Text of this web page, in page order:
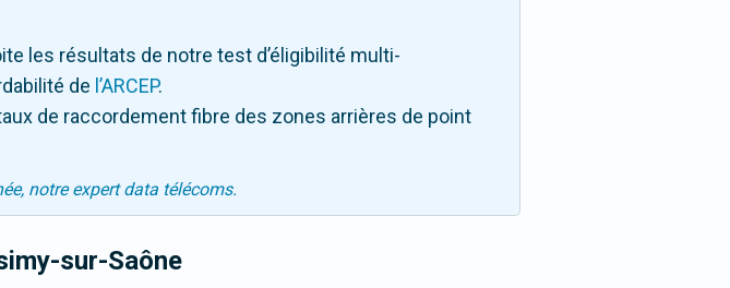
les résultats de notre test d’éligibilité multi-
de l’ARCEP.
de raccordement fibre des zones arrières de point
notre expert data télécoms.
sur-Saône